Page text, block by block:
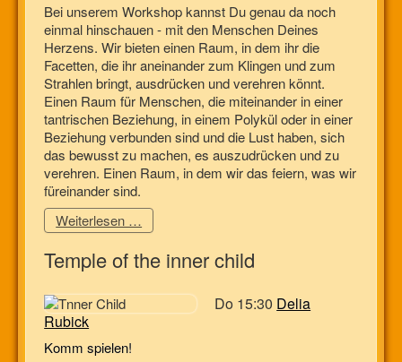
Bei unserem Workshop kannst Du genau da noch
einmal hinschauen - mit den Menschen Deines
Herzens. Wir bieten einen Raum, in dem ihr die
Facetten, die ihr aneinander zum Klingen und zum
Strahlen bringt, ausdrücken und verehren könnt.
Einen Raum für Menschen, die miteinander in einer
tantrischen Beziehung, in einem Polykül oder in einer
Beziehung verbunden sind und die Lust haben, sich
das bewusst zu machen, es auszudrücken und zu
verehren. Einen Raum, in dem wir das feiern, was wir
füreinander sind.
Weiterlesen …
Temple of the inner child
Do 15:30 Delia
Rubick
Komm spielen!